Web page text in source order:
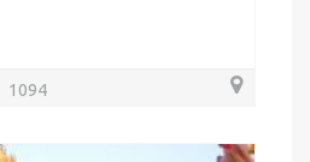
1094